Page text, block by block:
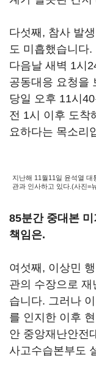
다섯째, 참사 발
도 미흡했습니다.
다음날 새벽 1시
공동대응 요청을
당일 오후 11시
전 1시 이후 도착
요하다는 목소리
지난해 11월11일 윤석열
관과 인사하고 있다.(사진=
85분간 중대본
책임은.
여섯째, 이상민
관의 수장으로 재
습니다. 그러나
를 인지한 이후
안 중앙재난안전
사고수습본부도